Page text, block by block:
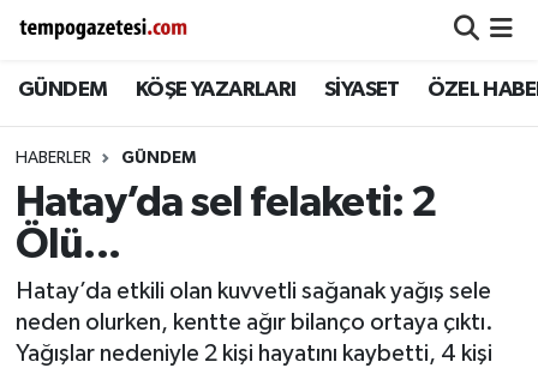
GÜNDEM KÖŞE YAZARLARI SİYASET ÖZEL
HABERLER GÜNDEM
Hatay’da sel felaketi: 2
Ölü...
Hatay’da etkili olan kuvvetli sağanak yağış sele
neden olurken, kentte ağır bilanço ortaya çıktı.
Yağışlar nedeniyle 2 kişi hayatını kaybetti, 4 kişi
Alaplı
Çaycuma
Devrek
Gökçebey
Zonguldak Nöbetçi Eczaneler
Zonguldak Hava Durumu
Zonguldak Namaz Vakitleri
Süper Lig Puan Durumu ve Fikstür